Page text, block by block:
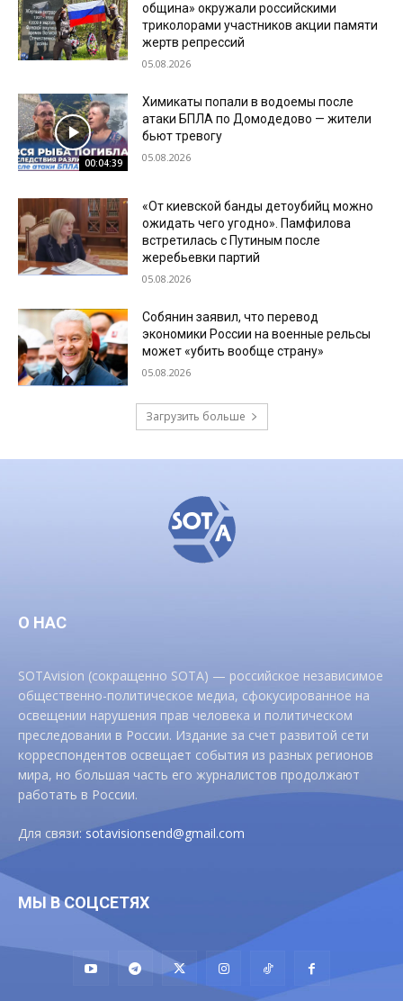
община» окружали российскими
триколорами участников акции памяти
жертв репрессий
05.08.2026
00:04:39
Химикаты попали в водоемы после
атаки БПЛА по Домодедово — жители
бьют тревогу
05.08.2026
«От киевской банды детоубийц можно
ожидать чего угодно». Памфилова
встретилась с Путиным после
жеребьевки партий
05.08.2026
Собянин заявил, что перевод
экономики России на военные рельсы
может «убить вообще страну»
05.08.2026
Загрузить больше
О НАС
SOTAvision (сокращенно SOTA) — российское независимое
общественно-политическое медиа, сфокусированное на
освещении нарушения прав человека и политическом
преследовании в России. Издание за счет развитой сети
корреспондентов освещает события из разных регионов
мира, но большая часть его журналистов продолжают
работать в России.
Для связи:sotavisionsend@gmail.com
МЫ В СОЦСЕТЯХ